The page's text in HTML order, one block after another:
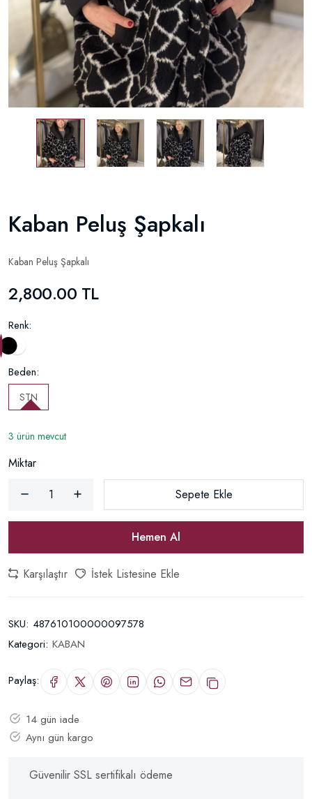
Kaban Peluş Şapkalı
Kaban Peluş Şapkalı
2,800.00 TL
Renk:
Beden:
STN
3 ürün mevcut
Miktar
Sepete Ekle
Hemen Al
Karşılaştır İstek Listesine Ekle
SKU: 487610100000097578
Kategori: KABAN
Paylaş:
14 gün iade
Aynı gün kargo
Güvenilir SSL sertifikalı ödeme